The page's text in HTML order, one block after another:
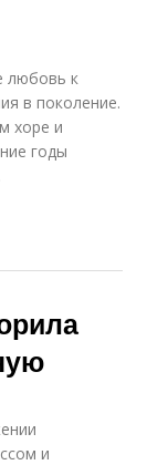
любовь к
в поколение.
хоре и
годы
и